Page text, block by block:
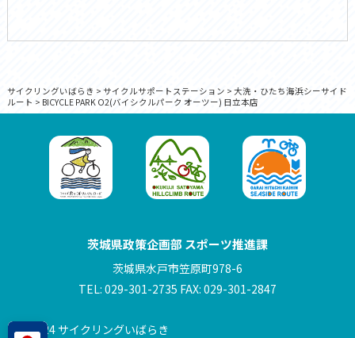
サイクリングいばらき > サイクルサポートステーション > 大洗・ひたち海浜シーサイド
ルート > BICYCLE PARK O2(バイシクルパーク オーツー) 日立本店
茨城県政策企画部 スポーツ推進課
茨城県水戸市笠原町978-6
TEL: 029-301-2735 FAX: 029-301-2847
© 2024 サイクリングいばらき